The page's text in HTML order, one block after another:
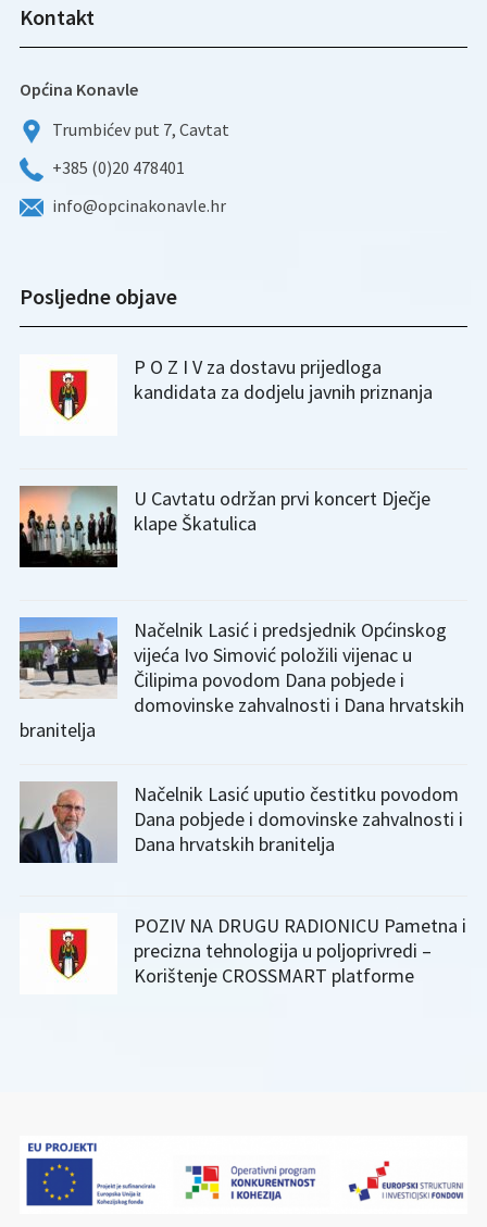
Kontakt
Općina Konavle
Trumbićev put 7, Cavtat
+385 (0)20 478401
info@opcinakonavle.hr
Posljedne objave
P O Z I V za dostavu prijedloga
kandidata za dodjelu javnih priznanja
U Cavtatu održan prvi koncert Dječje
klape Škatulica
Načelnik Lasić i predsjednik Općinskog
vijeća Ivo Simović položili vijenac u
Čilipima povodom Dana pobjede i
domovinske zahvalnosti i Dana hrvatskih
branitelja
Načelnik Lasić uputio čestitku povodom
Dana pobjede i domovinske zahvalnosti i
Dana hrvatskih branitelja
POZIV NA DRUGU RADIONICU Pametna i
precizna tehnologija u poljoprivredi –
Korištenje CROSSMART platforme